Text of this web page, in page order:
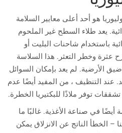
هو أحد أعلى معايير السلامة
يعد طلاء السطح غير الملحوم
باستخدام شاحنات البليت أو
عثرة وخطر التعثر. هذا السلاسة
ضيق الأرضية. لم يعد بإمكان السوائل
التنظيف ، من المفيد أيضًا عدم
توفر ملاذًا للبكتيريا الخطرة.
أيضًا في صناعة الأغذية. غالبًا ما
– الخطأ الناتج عن الانزلاق يمكن